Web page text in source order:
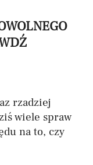
rzadziej
wiele spraw
na to, czy